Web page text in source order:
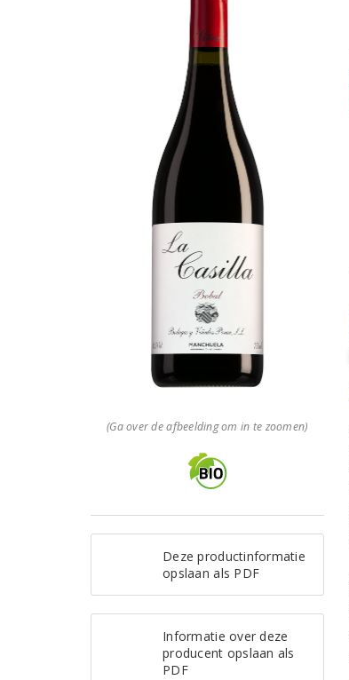
(Ga over de afbeelding om in te zoomen)
Deze productinformatie
opslaan als PDF
Informatie over deze
producent opslaan als
PDF